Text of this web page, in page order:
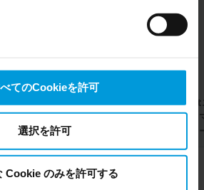
possibly be required to give data
data to the US either based on
Microsoft also based on
interest. Please click ‘Show details’
てのCookieを許可
選択を許可
Cookie のみを許可する
像解析
Arcules
VSaaS
XProtect
ビデンス
ネージャ